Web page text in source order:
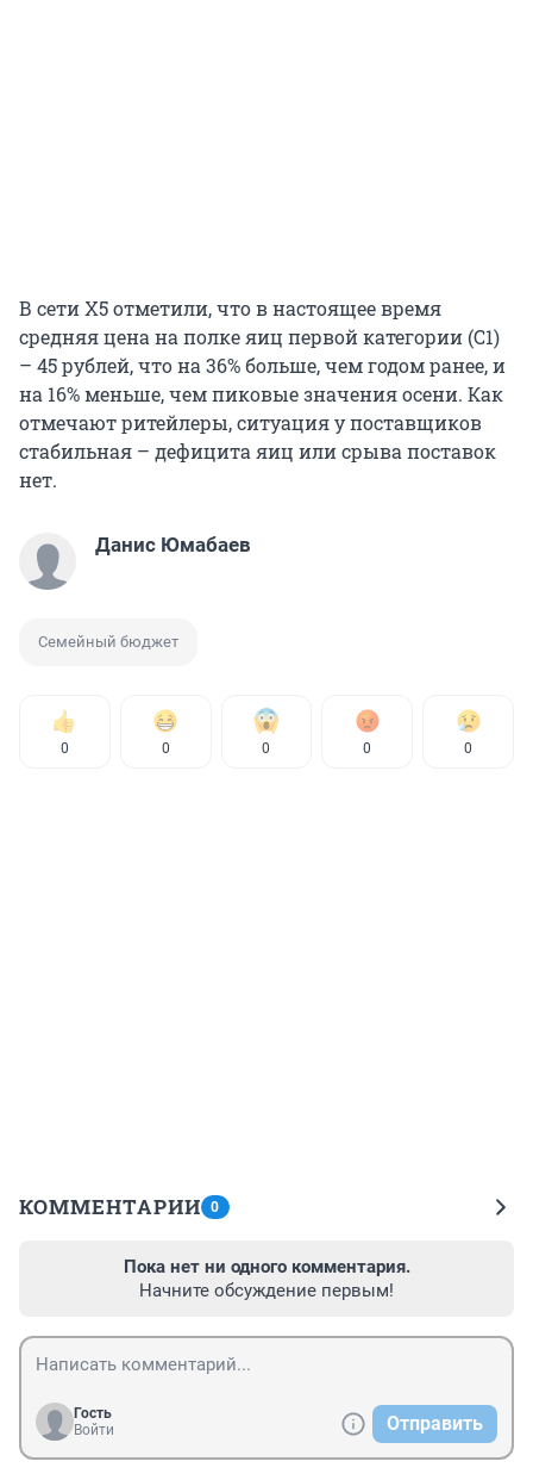
В сети Х5 отметили, что в настоящее время
средняя цена на полке яиц первой категории (С1)
– 45 рублей, что на 36% больше, чем годом ранее, и
на 16% меньше, чем пиковые значения осени. Как
отмечают ритейлеры, ситуация у поставщиков
стабильная – дефицита яиц или срыва поставок
нет.
Данис Юмабаев
Семейный бюджет
0 0 0 0 0
КОММЕНТАРИИ 0
Пока нет ни одного комментария.
Начните обсуждение первым!
Гость
Войти
Отправить